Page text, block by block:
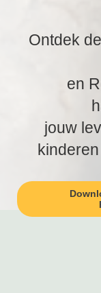
Ontdek
en
jouw